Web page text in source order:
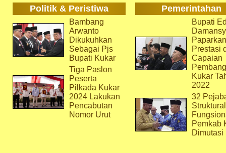
Politik & Peristiwa Pemerintahan
Bambang
Arwanto
Dikukuhkan
Sebagai Pjs
Bupati Kukar
Tiga Paslon
Peserta
Pilkada Kukar
2024 Lakukan
Pencabutan
Nomor Urut
Bupati
Paparkan
Prestasi
Capaian
Kukar
2022
32
Pemkab
Dimutasi